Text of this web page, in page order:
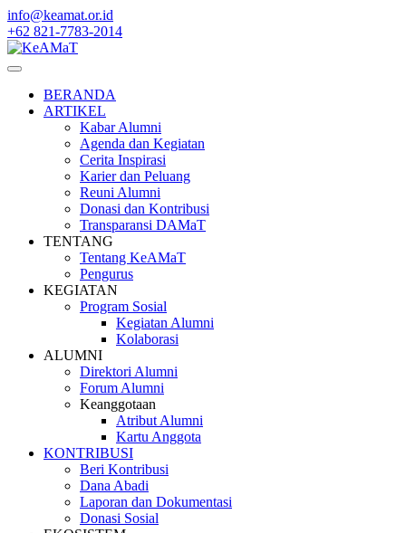
Skip
to
content
info@keamat.or.id
+62 821-7783-2014
BERANDA
ARTIKEL
Kabar Alumni
Agenda dan Kegiatan
Cerita Inspirasi
Karier dan Peluang
Reuni Alumni
Donasi dan Kontribusi
Transparansi DAMaT
TENTANG
Tentang KeAMaT
Pengurus
KEGIATAN
Program Sosial
Kegiatan Alumni
Kolaborasi
ALUMNI
Direktori Alumni
Forum Alumni
Keanggotaan
Atribut Alumni
Kartu Anggota
KONTRIBUSI
Beri Kontribusi
Dana Abadi
Laporan dan Dokumentasi
Donasi Sosial